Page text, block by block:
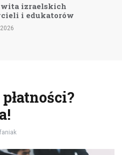
wita izraelskich
i edukatorów